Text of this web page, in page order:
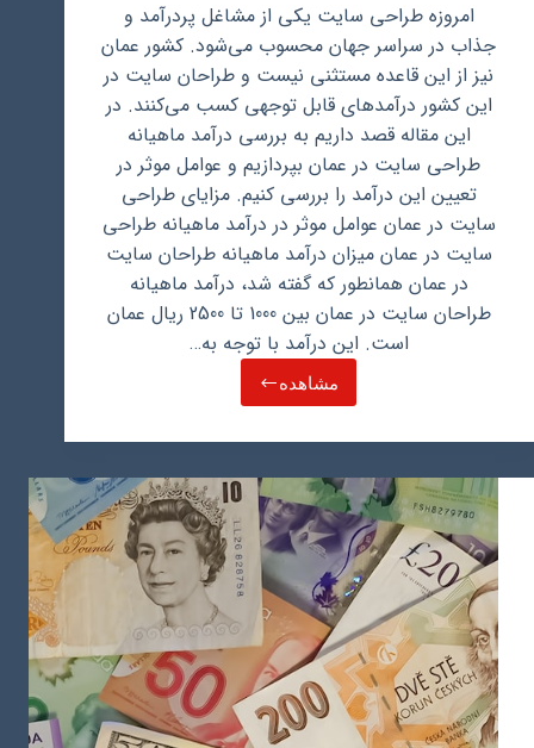
امروزه طراحی سایت یکی از مشاغل پردرآمد و
جذاب در سراسر جهان محسوب می‌شود. کشور عمان
نیز از این قاعده مستثنی نیست و طراحان سایت در
این کشور درآمدهای قابل توجهی کسب می‌کنند. در
این مقاله قصد داریم به بررسی درآمد ماهیانه
طراحی سایت در عمان بپردازیم و عوامل موثر در
تعیین این درآمد را بررسی کنیم. مزایای طراحی
سایت در عمان عوامل موثر در درآمد ماهیانه طراحی
سایت در عمان میزان درآمد ماهیانه طراحان سایت
در عمان همانطور که گفته شد، درآمد ماهیانه
طراحان سایت در عمان بین 1000 تا 2500 ریال عمان
است. این درآمد با توجه به…
مشاهدهدرآمد
طراحی
در
عمان
چقدر
است؟